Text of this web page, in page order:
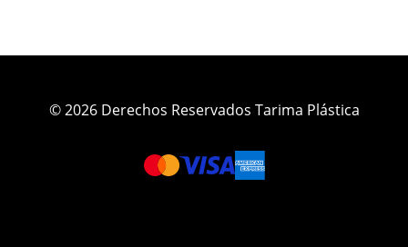
© 2026 Derechos Reservados Tarima Plástica